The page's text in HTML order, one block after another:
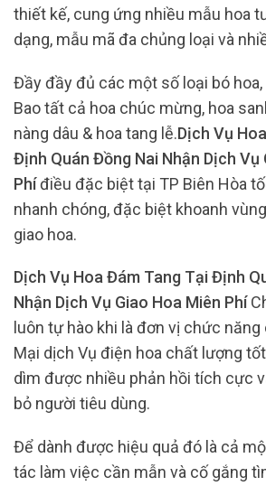
thiết kế, cung ứng nhiều mẫu hoa
dạng, mẫu mã đa chủng loại và
Đầy đầy đủ các một số loại bó hoa,
Bao tất cả hoa chúc mừng, hoa
nàng dâu & hoa tang lễ.Dịch Vụ
Định Quán Đồng Nai Nhận Dịch Vụ
Phíđiều đặc biệt tại TP Biên Hòa
nhanh chóng, đặc biệt khoanh
giao hoa.
Dịch Vụ Hoa Đám Tang Tại Định
Nhận Dịch Vụ Giao Hoa Miên Phí
luôn tự hào khi là đơn vị chức
Mại dịch Vụ điện hoa chất lượng
dìm được nhiều phản hồi tích cực
bỏ người tiêu dùng.
Để dành được hiệu quả đó là cả
tác làm việc cần mẫn và cố gắng